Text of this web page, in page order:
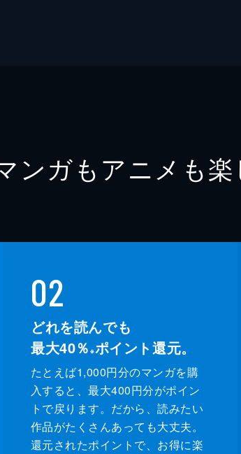
ンガもアニメも楽
02
どれを読んでも
最大40％ ※ポイント還元。
たとえば1,000円分のマンガを購
入すると、最大400円分がポイン
トで戻ります。だから、読みたい
作品がたくさんあっても大丈夫。
還元されたポイントで、お得に楽